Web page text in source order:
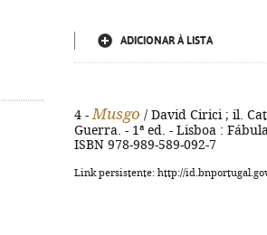
ADICIONAR À LISTA
4 - Musgo / David Cirici ; il.
Guerra. - 1ª ed. - Lisboa :
ISBN 978-989-589-092-7
Link persistente: http://